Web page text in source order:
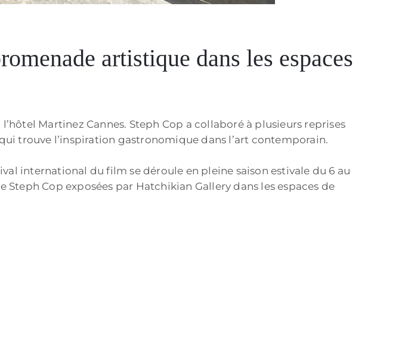
artistique dans les espaces
Martinez Cannes. Steph Cop a collaboré à plusieurs reprises
trouve l’inspiration gastronomique dans l’art contemporain.
international du film se déroule en pleine saison estivale du 6 au
Cop exposées par Hatchikian Gallery dans les espaces de